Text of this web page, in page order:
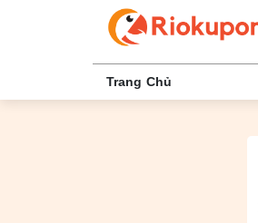
Trang Chủ